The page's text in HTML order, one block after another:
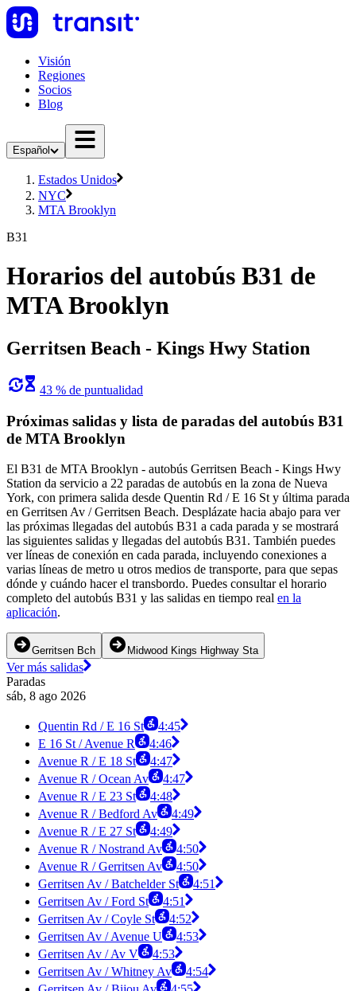
Visión
Regiones
Socios
Blog
Español
Estados Unidos
NYC
MTA Brooklyn
B31
Horarios del autobús B31 de
MTA Brooklyn
Gerritsen Beach - Kings Hwy Station
43 % de puntualidad
Próximas salidas y lista de paradas del autobús B31
de MTA Brooklyn
El B31 de MTA Brooklyn - autobús Gerritsen Beach - Kings Hwy
Station da servicio a 22 paradas de autobús en la zona de Nueva
York, con primera salida desde Quentin Rd / E 16 St y última parada
en Gerritsen Av / Gerritsen Beach. Desplázate hacia abajo para ver
las próximas llegadas del autobús B31 a cada parada y se mostrará
las siguientes salidas y llegadas del autobús B31. También puedes
ver líneas de conexión en cada parada, incluyendo conexiones a
varias líneas de metro u otros medios de transporte, para que sepas
dónde y cuándo hacer el transbordo. Puedes consultar el horario
completo del autobús B31 y las salidas en tiempo real en la
aplicación.
Gerritsen Bch Midwood Kings Highway Sta
Ver más salidas
Paradas
sáb, 8 ago 2026
Quentin Rd / E 16 St
4:45
E 16 St / Avenue R
4:46
Avenue R / E 18 St
4:47
Avenue R / Ocean Av
4:47
Avenue R / E 23 St
4:48
Avenue R / Bedford Av
4:49
Avenue R / E 27 St
4:49
Avenue R / Nostrand Av
4:50
Avenue R / Gerritsen Av
4:50
Gerritsen Av / Batchelder St
4:51
Gerritsen Av / Ford St
4:51
Gerritsen Av / Coyle St
4:52
Gerritsen Av / Avenue U
4:53
Gerritsen Av / Av V
4:53
Gerritsen Av / Whitney Av
4:54